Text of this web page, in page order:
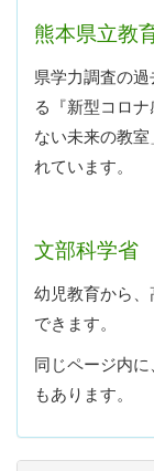
熊本県立教
県学力調査の
る『新型コロ
ない未来の教
れています。
文部科学省
幼児教育から
できます。
同じページ内
もあります。